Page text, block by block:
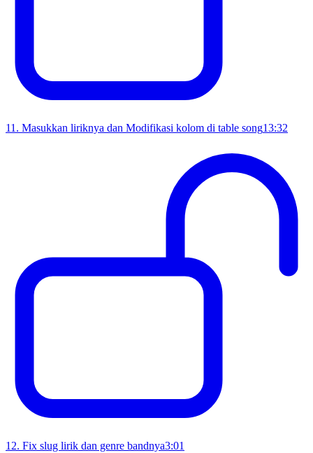
11 . Masukkan liriknya dan Modifikasi kolom di table song13:32
12. Fix slug lirik dan genre bandnya3:01